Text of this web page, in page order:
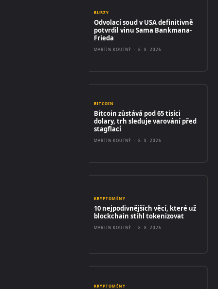
BURZY
Odvolací soud v USA definitivně
potvrdil vinu Sama Bankmana-
Frieda
MARTIN KOUTNÝ - 8. 8. 2026
BITCOIN
Bitcoin zůstává pod 65 tisíci
dolary, trh sleduje varování před
stagflací
MARTIN KOUTNÝ - 8. 8. 2026
KRYPTOMĚNY
10 nejpodivnějších věcí, které už
blockchain stihl tokenizovat
MARTIN KOUTNÝ - 8. 8. 2026
KRYPTOMĚNY